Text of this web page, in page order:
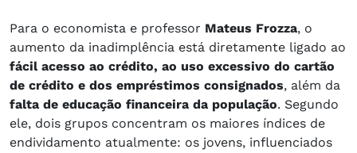
Para o economista e professor Mateus Frozza, o
aumento da inadimplência está diretamente ligado ao
fácil acesso ao crédito, ao uso excessivo do cartão
de crédito e dos empréstimos consignados, além da
falta de educação financeira da população. Segundo
ele, dois grupos concentram os maiores índices de
endividamento atualmente: os jovens, influenciados